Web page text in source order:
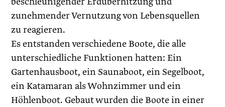
zunehmender Vernutzung von Lebensquellen
zu reagieren.
Es entstanden verschiedene Boote, die alle
unterschiedliche Funktionen hatten: Ein
Gartenhausboot, ein Saunaboot, ein Segelboot,
ein Katamaran als Wohnzimmer und ein
Höhlenboot. Gebaut wurden die Boote in einer